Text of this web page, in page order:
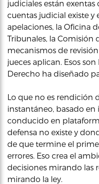
judiciales están
cuentas judicial existe y
apelaciones, la Oficina
Tribunales, la Comisión
mecanismos de
jueces aplican. Esos
Derecho ha diseñado
Lo que no es rendición
instantáneo, basado
conducido en
defensa no existe y
de que termine el
errores. Eso crea el
decisiones mirando las
mirando la ley.